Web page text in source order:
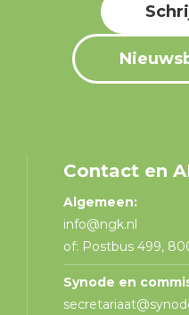
Contact en
Algemeen:
info@ngk.nl
of: Postbus 499,
Synode en